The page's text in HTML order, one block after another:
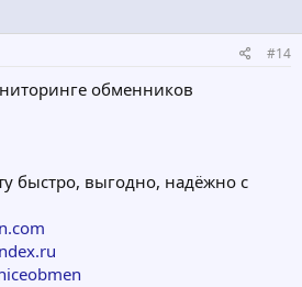
#14
обменников
быстро, выгодно, надёжно с